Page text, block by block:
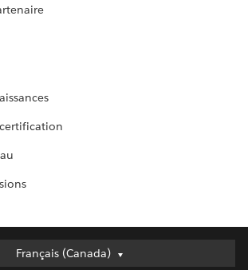
Français (Canada)
Français (Canada)